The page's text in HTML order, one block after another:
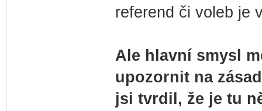
referend či voleb je
Ale hlavní smysl
upozornit na
jsi tvrdil, že je tu